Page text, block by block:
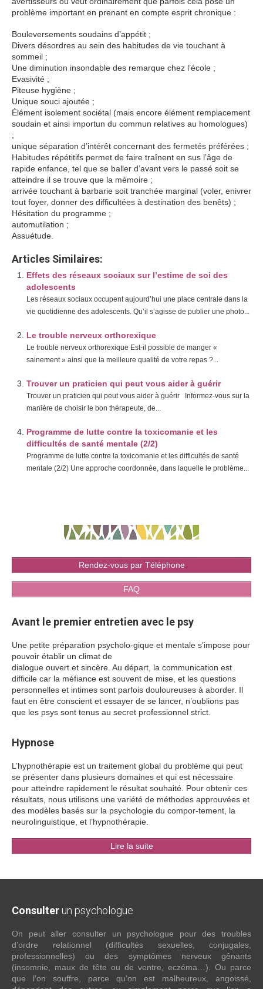
problème important en prenant en compte esprit chronique :
Bouleversements soudains d’appétit ;
Divers désordres au sein des habitudes de vie touchant à
sommeil ;
Une diminution insondable des remarque chez l’école ;
Evasivité ;
Piteuse hygiène ;
Unique souci ajoutée ;
Élément isolement sociétal (mais encore élément remplacement
soudain et ainsi importun du commun relatives au homologues)
;
unique séparation d’intérêt concernant des fermetés préférées ;
Habitudes répétitifs permet de faire traînent en sus l’âge de
rapide enfance, tel que se baller d’avant vers le passé soit se
atteindre il se trouve que la mémoire ;
arrivée touchant à barbarie soit tranchée marginal (voler, enivrer
tout foyer, donner des difficultées à destination des benêts) ;
Hésitation du programme ;
automutilation ;
Assuétude.
Articles Similaires:
Effets des réseaux sociaux sur l’estime de soi des
adolescents
Les réseaux sociaux occupent aujourd’hui une place centrale dans la
vie quotidienne des adolescents. Qu’il s’agisse de publier une photo...
Le trouble nerveux orthorexique
Le trouble nerveux orthorexique Est-il possible de manger «
sainement » ainsi que la meilleure qualité de votre repas ?...
Trouver un praticien qui peut vous aider à guérir
Trouver un praticien qui peut vous aider à guérir Informez-vous sur la
manière de choisir le bon thérapeute, de...
Programme de lutte contre la toxicomanie et les
difficultés de santé mentale (2/2)
Programme de lutte contre la toxicomanie et les difficultés de santé
mentale (2/2) Une approche coordonnée, dans laquelle le problème...
Rendez-vous par Téléphone
FAQ
Avant le premier entretien avec le psy
Une petite préparation psycholo-gique et mentale s’impose pour
pouvoir établir un climat de
dialogue ouvert et sincère. Au départ, la communication est
difficile car la méfiance est souvent de mise, et les questions
personnelles et intimes sont parfois douloureuses à aborder. Il
faut en être conscient et essayer de se lancer, n’oublions pas
que les psys sont tenus au secret professionnel strict.
Hypnose
L’hypnothérapie est un traitement global du problème qui peut
se présenter dans plusieurs domaines et qui est nécessaire
pour atteindre rapidement le résultat souhaité. Pour obtenir ces
résultats, nous utilisons une variété de méthodes approuvées et
des modèles basés sur la psychologie du compor-tement, la
neurolinguistique, et l’hypnothérapie.
Lire la suite
Consulter un psychologue
On peut aller consulter un psychologue pour des troubles
d’ordre relationnel (difficultés sexuelles, conjugales,
professionnelles) ou des symptômes nerveux gênants
(insomnie, maux de tête ou de ventre, eczéma…). Ou parce
que l’on souffre, parce qu’on est malheureux, angoissé,